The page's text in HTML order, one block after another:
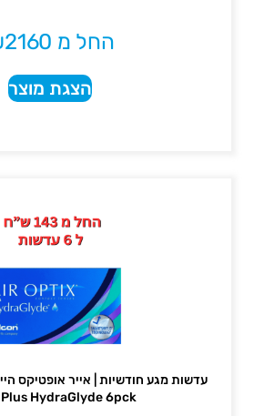
החל מ 2160
הצגת מוצר
HydraGlyde 6pck